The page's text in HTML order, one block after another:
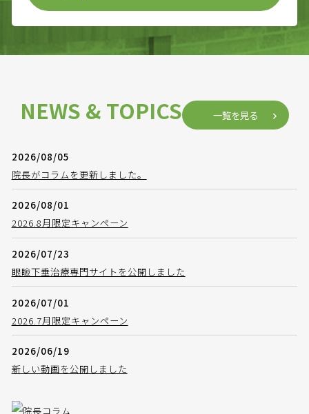
NEWS & TOPICS 一覧を見る
2026/08/05
院長がコラムを更新しました。
2026/08/01
2026.8月限定キャンペーン
2026/07/23
眼瞼下垂治療専門サイトを公開しました
2026/07/01
2026.7月限定キャンペーン
2026/06/19
新しい動画を公開しました